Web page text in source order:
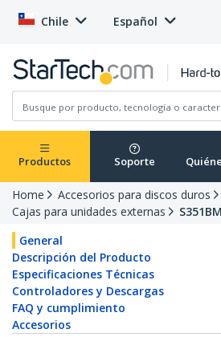
Chile Español
Productos Soporte
Home
Accesorios para discos duros
Cajas para unidades externas
General
Descripción del Producto
Especificaciones Técnicas
Controladores y Descargas
FAQ y cumplimiento
Accesorios